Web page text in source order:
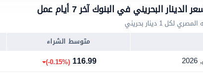
البحريني في البنوك آخر 7 أيام عمل
لكل 1 دينار بحريني
متوسط الشراء
116.99
(-0.15%)